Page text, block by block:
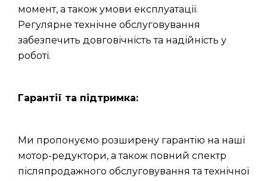
момент, а також умови експлуатації.
Регулярне технічне обслуговування
забезпечить довговічність та надійність у
роботі.
Гарантії та підтримка:
Ми пропонуємо розширену гарантію на наші
мотор-редуктори, а також повний спектр
післяпродажного обслуговування та технічної